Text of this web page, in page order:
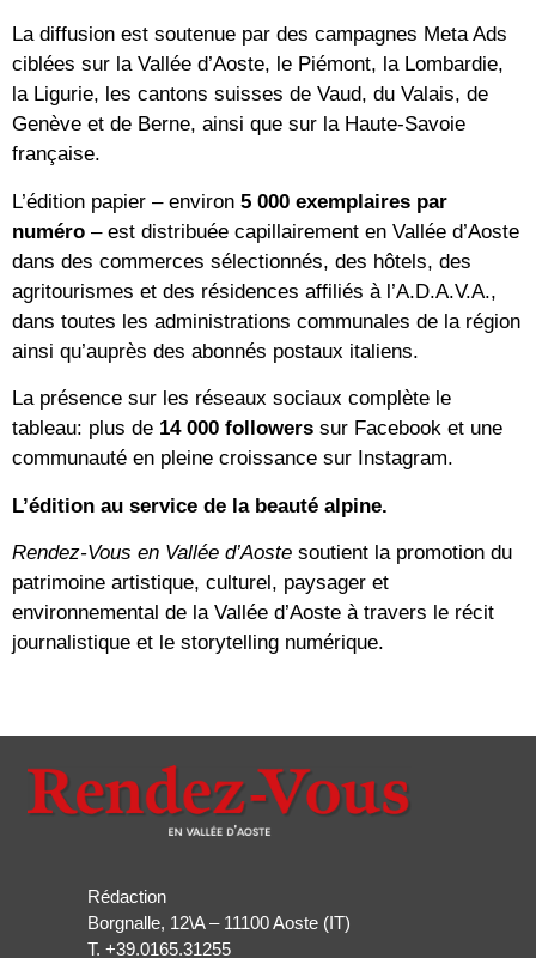
La diffusion est soutenue par des campagnes Meta Ads
ciblées sur la Vallée d’Aoste, le Piémont, la Lombardie,
la Ligurie, les cantons suisses de Vaud, du Valais, de
Genève et de Berne, ainsi que sur la Haute-Savoie
française.
L’édition papier – environ 5 000 exemplaires par
numéro – est distribuée capillairement en Vallée d’Aoste
dans des commerces sélectionnés, des hôtels, des
agritourismes et des résidences affiliés à l’A.D.A.V.A.,
dans toutes les administrations communales de la région
ainsi qu’auprès des abonnés postaux italiens.
La présence sur les réseaux sociaux complète le
tableau: plus de 14 000 followers sur Facebook et une
communauté en pleine croissance sur Instagram.
L’édition au service de la beauté alpine.
Rendez-Vous en Vallée d’Aoste soutient la promotion du
patrimoine artistique, culturel, paysager et
environnemental de la Vallée d’Aoste à travers le récit
journalistique et le storytelling numérique.
Rédaction
Borgnalle, 12\A – 11100 Aoste (IT)
T.+39.0165.31255